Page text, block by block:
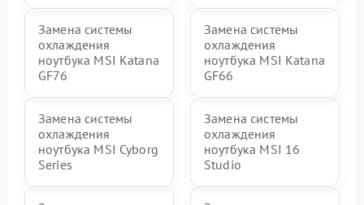
Замена системы
охлаждения
ноутбука MSI Katana
GF76
Замена системы
охлаждения
ноутбука MSI Katana
GF66
Замена системы
охлаждения
ноутбука MSI Cyborg
Series
Замена системы
охлаждения
ноутбука MSI 16
Studio